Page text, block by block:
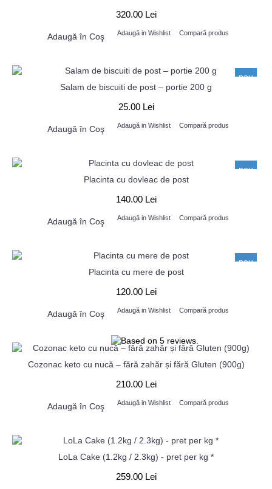
320.00 Lei
Adaugă în Coş Adaugă in Wishlist Compară produs
nou
Salam de biscuiti de post – portie 200 g
25.00 Lei
Adaugă în Coş Adaugă in Wishlist Compară produs
nou
Placinta cu dovleac de post
140.00 Lei
Adaugă în Coş Adaugă in Wishlist Compară produs
nou
Placinta cu mere de post
120.00 Lei
Adaugă în Coş Adaugă in Wishlist Compară produs
Cozonac keto cu nucă – fără zahăr și fără Gluten (900g)
210.00 Lei
Adaugă în Coş Adaugă in Wishlist Compară produs
LoLa Cake (1.2kg / 2.3kg) - pret per kg *
259.00 Lei